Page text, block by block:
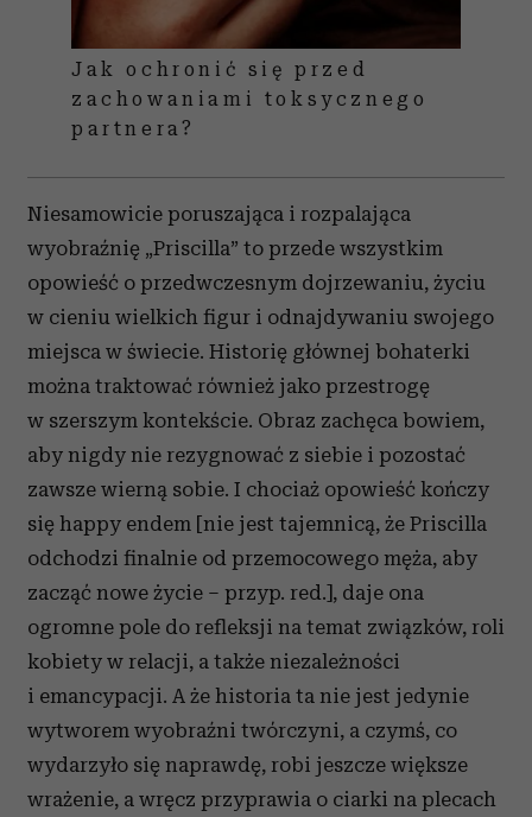
Jak ochronić się przed
zachowaniami toksycznego
partnera?
Niesamowicie poruszająca i rozpalająca
wyobraźnię „Priscilla” to przede wszystkim
opowieść o przedwczesnym dojrzewaniu, życiu
w cieniu wielkich figur i odnajdywaniu swojego
miejsca w świecie. Historię głównej bohaterki
można traktować również jako przestrogę
w szerszym kontekście. Obraz zachęca bowiem,
aby nigdy nie rezygnować z siebie i pozostać
zawsze wierną sobie. I chociaż opowieść kończy
się happy endem [nie jest tajemnicą, że Priscilla
odchodzi finalnie od przemocowego męża, aby
zacząć nowe życie – przyp. red.], daje ona
ogromne pole do refleksji na temat związków, roli
kobiety w relacji, a także niezależności
i emancypacji. A że historia ta nie jest jedynie
wytworem wyobraźni twórczyni, a czymś, co
wydarzyło się naprawdę, robi jeszcze większe
wrażenie, a wręcz przyprawia o ciarki na plecach